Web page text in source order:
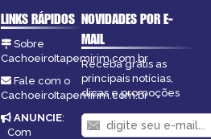
LINKS RÁPIDOS
Sobre
CachoeiroItapemirim.com.br
Fale com o
CachoeiroItapemirim.com.br
ANUNCIE:
Com
NOVIDADES POR E-
MAIL
Receba grátis as
principais notícias,
dicas e promoções